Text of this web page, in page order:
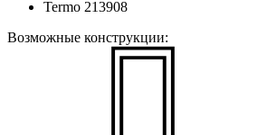
Termo 213908
Возможные конструкции: